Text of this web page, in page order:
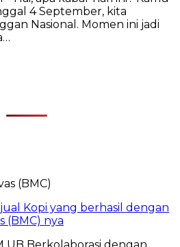
4 September, kita
Nasional. Momen ini jadi
Kopi yang berhasil dengan
(BMC) nya